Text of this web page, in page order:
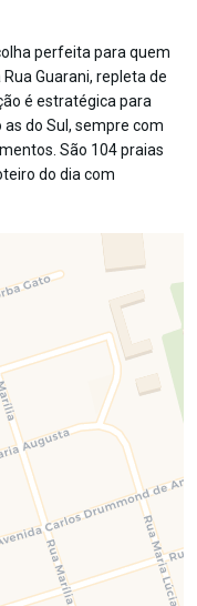
perfeita para quem
Guarani, repleta de
é estratégica para
do Sul, sempre com
São 104 praias
do dia com